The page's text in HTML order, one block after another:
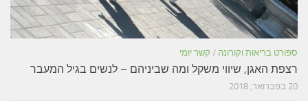
ספורט בריאות וקורונה / קשר יומי
רצפת האגן, שיווי משקל ומה שביניהם – לנשים בגיל המעבר
20 בפברואר, 2018